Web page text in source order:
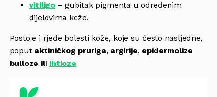
vitiligo – gubitak pigmenta u određenim
dijelovima kože.
Postoje i rjeđe bolesti kože, koje su često nasljedne,
poput aktiničkog pruriga, argirije, epidermolize
bulloze ili ihtioze.